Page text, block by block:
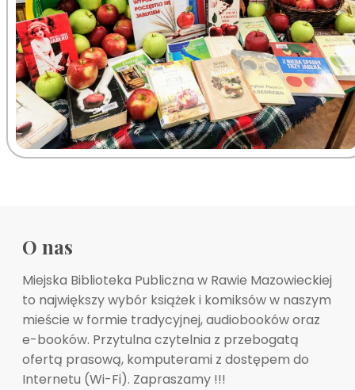
O nas
Miejska Biblioteka Publiczna w Rawie Mazowieckiej
to największy wybór książek i komiksów w naszym
mieście w formie tradycyjnej, audiobooków oraz
e-booków. Przytulna czytelnia z przebogatą
ofertą prasową, komputerami z dostępem do
Internetu (Wi-Fi). Zapraszamy !!!